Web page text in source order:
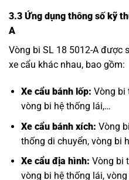
3.3 Ứng dụng thông số kỹ
A
Vòng bi SL 18 5012-A được
xe cẩu khác nhau, bao gồm:
Xe cẩu bánh lốp: Vòng bi
vòng bi hệ thống lái,…
Xe cẩu bánh xích: Vòng
thống di chuyển, vòng bi
Xe cẩu địa hình: Vòng bi
vòng bi hệ thống lái,